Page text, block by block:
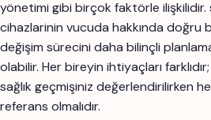
yönetimi gibi birçok faktörle ilişkilidir.
cihazlarinin vucuda hakkında doğru
değişim sürecini daha bilinçli
olabilir. Her bireyin ihtiyaçları
sağlık geçmişiniz değerlendirilirken
referans olmalıdır.